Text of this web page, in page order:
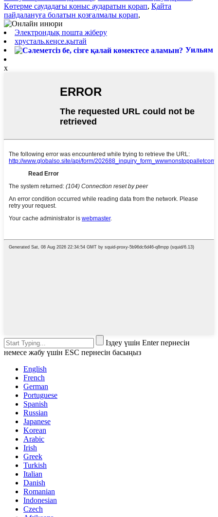
Көтерме саудадағы қоныс аударатын қорап, Қайта
пайдалануға болатын қозғалмалы қорап,
Электрондық пошта жіберу
хрусталь.кеңсе.қытай
Уильям
x
Іздеу үшін Enter пернесін
немесе жабу үшін ESC пернесін басыңыз
English
French
German
Portuguese
Spanish
Russian
Japanese
Korean
Arabic
Irish
Greek
Turkish
Italian
Danish
Romanian
Indonesian
Czech